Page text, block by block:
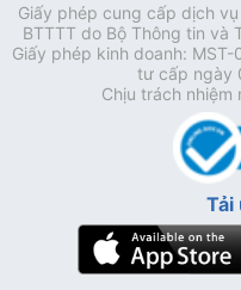
Giấy phép cung cấp dịch
BTTTT do Bộ Thông tin và
Giấy phép kinh doanh:
tư cấp ngày
Chịu trách nhiệm
Tải